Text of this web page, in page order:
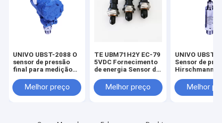
UNIVO UBST-2088 O
sensor de pressão
final para medição
personalizado
Melhor preço
TE UBM71H2Y EC-79
5VDC Fornecimento
de energia Sensor de
armazenamento de
hidrogénio para
Melhor preço
UNIVO UBST-
Sensor de
Hirschmann
de nível de
para sensores
Melhor